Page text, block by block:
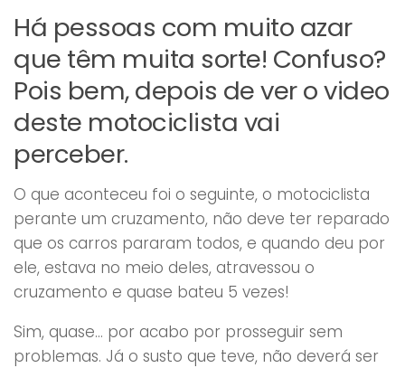
Há pessoas com muito azar
que têm muita sorte! Confuso?
Pois bem, depois de ver o video
deste motociclista vai
perceber.
O que aconteceu foi o seguinte, o motociclista
perante um cruzamento, não deve ter reparado
que os carros pararam todos, e quando deu por
ele, estava no meio deles, atravessou o
cruzamento e quase bateu 5 vezes!
Sim, quase… por acabo por prosseguir sem
problemas. Já o susto que teve, não deverá ser